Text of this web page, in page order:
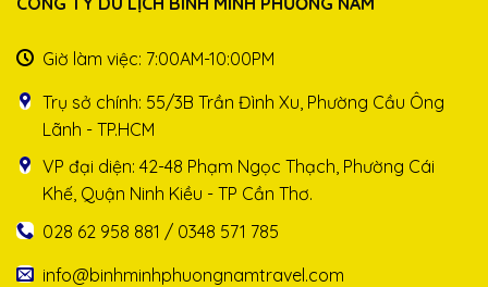
Giờ làm việc: 7:00AM-10:00PM
Trụ sở chính: 55/3B Trần Đình Xu, Phường Cầu Ông
Lãnh - TP.HCM
VP đại diện: 42-48 Phạm Ngọc Thạch, Phường Cái
Khế, Quận Ninh Kiều - TP Cần Thơ.
028 62 958 881 / 0348 571 785
info@binhminhphuongnamtravel.com